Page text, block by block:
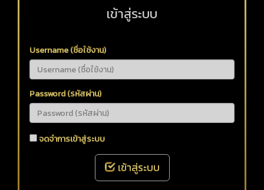
เข้าสู่ระบบ
Username (ชื่อใช้งาน)
Password (รหัสผ่าน)
จดจำการเข้าสู่ระบบ
เข้าสู่ระบบ